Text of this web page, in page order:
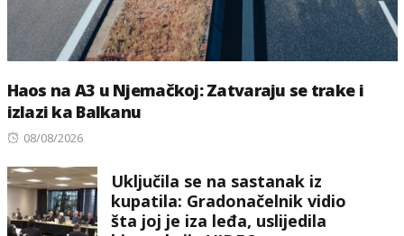
Haos na A3 u Njemačkoj: Zatvaraju se trake i
izlazi ka Balkanu
Posted
08/08/2026
Uključila se na sastanak iz
kupatila: Gradonačelnik vidio
šta joj je iza leđa, uslijedila